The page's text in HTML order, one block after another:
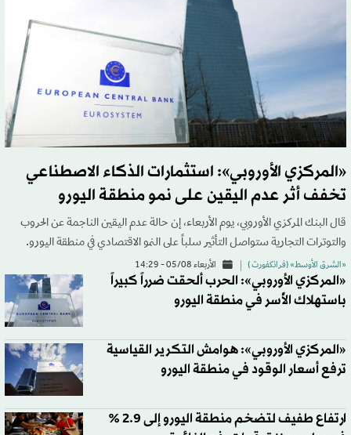
«المركزي الأوروبي»: استثمارات الذكاء الاصطناعي
تخفف أثر عدم اليقين على نمو منطقة اليورو
قال البنك المركزي الأوروبي، يوم الأربعاء، إن حالة عدم اليقين الناجمة عن الحروب
والتوترات التجارية ستواصل التأثير سلباً على النمو الاقتصادي في منطقة اليورو.
«الشرق الأوسط» (فرانكفورت ) الأربعاء 05/08 - 14:29
«المركزي الأوروبي»: الحرب ألحقت ضرراً كبيراً
باستهلاك الأُسر في منطقة اليورو
«المركزي الأوروبي»: هوامش التكرير القياسية
ترفع أسعار الوقود في منطقة اليورو
ارتفاع طفيف لتضخم منطقة اليورو إلى 2.9 %